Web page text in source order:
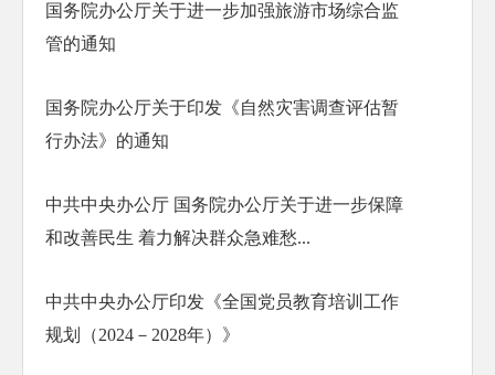
国务院办公厅关于进一步加强旅游市场综合监
管的通知
国务院办公厅关于印发《自然灾害调查评估暂
行办法》的通知
中共中央办公厅 国务院办公厅关于进一步保障
和改善民生 着力解决群众急难愁...
中共中央办公厅印发《全国党员教育培训工作
规划（2024－2028年）》